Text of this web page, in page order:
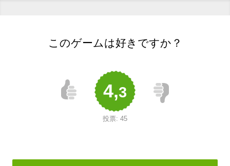
このゲームは好きですか？
4,3
投票: 45